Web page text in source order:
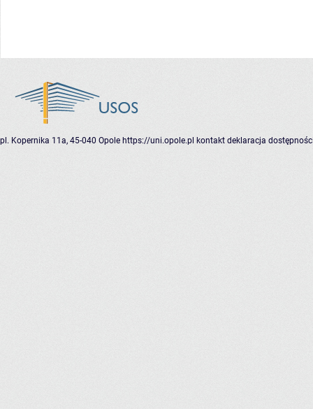
pl. Kopernika 11a, 45-040 Opole https://uni.opole.pl kontakt deklaracja